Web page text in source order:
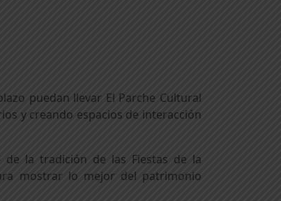
puedan llevar El Parche Cultural
y creando espacios de interacción
la tradición de las Fiestas de la
mostrar lo mejor del patrimonio